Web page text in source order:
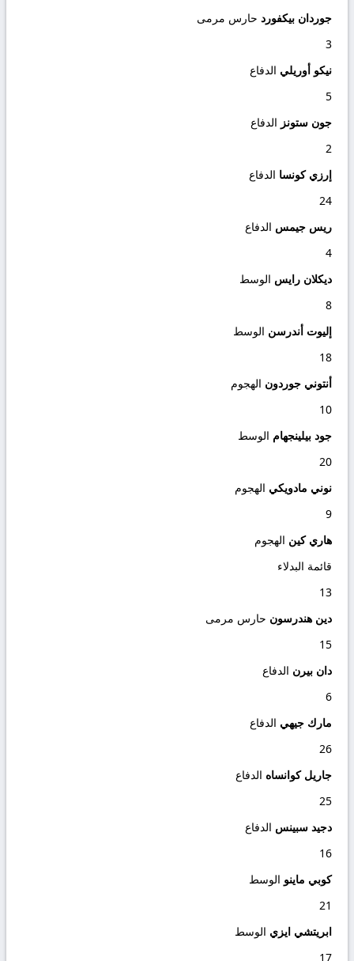
جوردان بيكفورد حارس مرمى
3
نيكو أوريلي الدفاع
5
جون ستونز الدفاع
2
إرزي كونسا الدفاع
24
ريس جيمس الدفاع
4
ديكلان رايس الوسط
8
إليوت أندرسن الوسط
18
أنتوني جوردون الهجوم
10
جود بيلينجهام الوسط
20
نوني مادويكي الهجوم
9
هاري كين الهجوم
قائمة البدلاء
13
دين هندرسون حارس مرمى
15
دان بيرن الدفاع
6
مارك جيهي الدفاع
26
جاريل كوانساه الدفاع
25
دجيد سبينس الدفاع
16
كوبي ماينو الوسط
21
ابريتشي ايزي الوسط
17